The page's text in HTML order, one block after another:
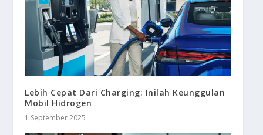
Lebih Cepat Dari Charging: Inilah Keunggulan
Mobil Hidrogen
1 September 2025